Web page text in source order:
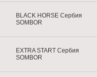
BLACK HORSE Сербия
SOMBOR
EXTRA START Сербия
SOMBOR